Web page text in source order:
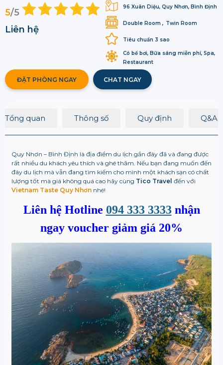
96 Xuân Diệu, Quy Nhơn, Bình Định
Double Room Twin Room
Tiêu chuẩn 3 sao
Có bể bơi, Bữa sáng miễn phí, Spa,
Restaurant
5/5
Liên hệ
ĐẶT PHÒNG NGAY CHAT NGAY
Tổng quan Thông số Quy định Q&A
Quy Nhơn – Bình Định là địa điểm du lịch gần đây đã và đang được
rất nhiều du khách yêu thích và ghé thăm. Nếu bạn đang muốn đến
đây du lịch mà vẫn đang tìm kiếm cho mình một khách sạn có chất
lượng tốt mà giá không quá cao hãy cùng Tico Travel đến với
Vietnam Taste Quy Nhơnnhé!
Liên hệ Hotline 094 333 3333 nhận
ngay voucher giảm giá 20%